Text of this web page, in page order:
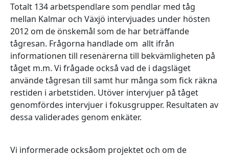
Totalt 134 arbetspendlare som pendlar med tåg
mellan Kalmar och Växjö intervjuades under hösten
2012 om de önskemål som de har beträffande
tågresan. Frågorna handlade om allt ifrån
informationen till resenärerna till bekvämligheten på
tåget m.m. Vi frågade också vad de i dagsläget
använde tågresan till samt hur många som fick räkna
restiden i arbetstiden. Utöver intervjuer på tåget
genomfördes intervjuer i fokusgrupper. Resultaten av
dessa validerades genom enkäter.
Vi informerade ocksåom projektet och om de